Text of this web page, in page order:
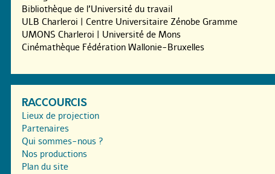
Bibliothèque de l’Université du travail
ULB Charleroi | Centre Universitaire Zénobe Gramme
UMONS Charleroi | Université de Mons
Cinémathèque Fédération Wallonie-Bruxelles
RACCOURCIS
Lieux de projection
Partenaires
Qui sommes-nous ?
Nos productions
Plan du site